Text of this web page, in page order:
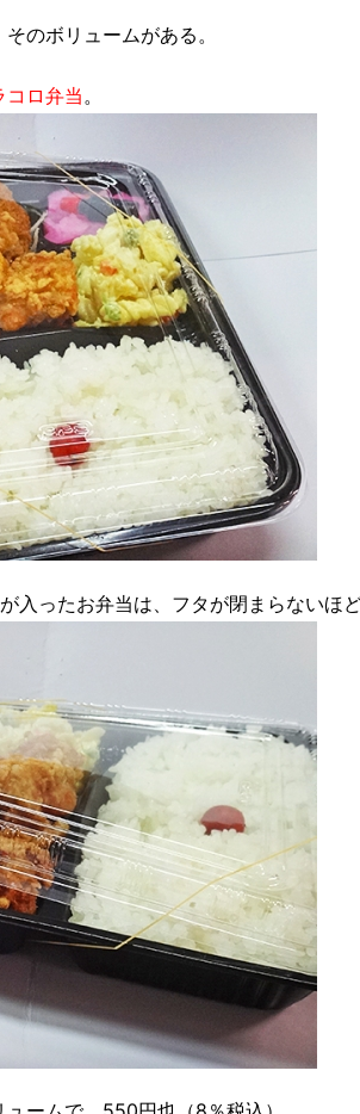
のボリュームがある。
コロ弁当。
入ったお弁当は、フタが閉まらないほど